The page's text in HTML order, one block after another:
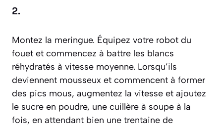
2.
Montez la meringue. Équipez votre robot du
fouet et commencez à battre les blancs
réhydratés à vitesse moyenne. Lorsqu’ils
deviennent mousseux et commencent à former
des pics mous, augmentez la vitesse et ajoutez
le sucre en poudre, une cuillère à soupe à la
fois, en attendant bien une trentaine de